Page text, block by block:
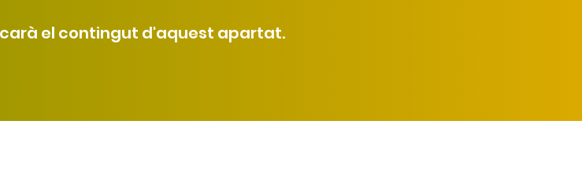
el contingut d'aquest apartat.